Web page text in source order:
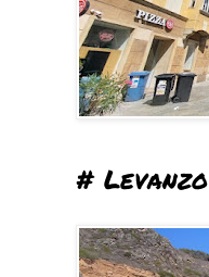
# Levanzo